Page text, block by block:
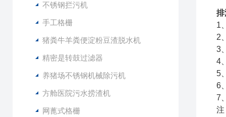
不锈钢拦污机
手工格栅
猪粪牛羊粪便淀粉豆渣脱水机
精密是转鼓过滤器
养猪场不锈钢机械除污机
方舱医院污水捞渣机
网蓖式格栅
排
1
2
3
4
5
6
7
注